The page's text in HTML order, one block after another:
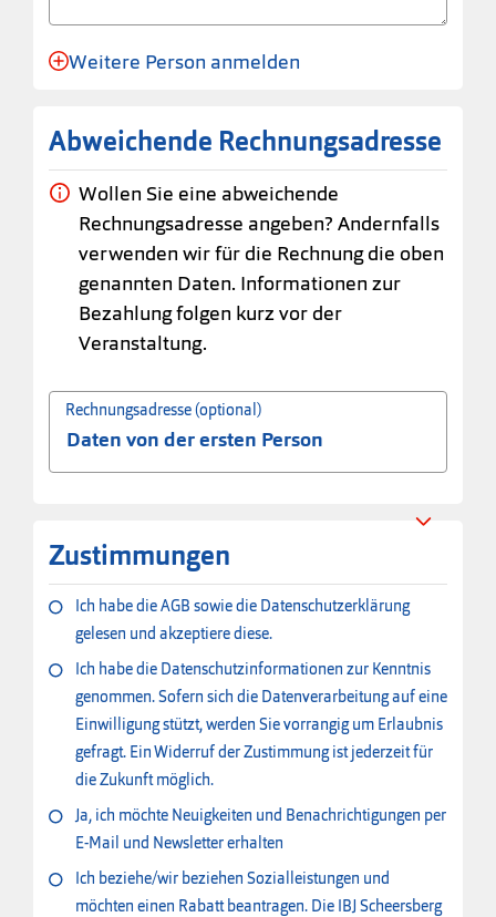
Anmeldung für eine Person angelegt.
Weitere Person anmelden
Abweichende Rechnungsadresse
Wollen Sie eine abweichende
Rechnungsadresse angeben? Andernfalls
verwenden wir für die Rechnung die oben
genannten Daten. Informationen zur
Bezahlung folgen kurz vor der
Veranstaltung.
Rechnungsadresse (optional)
Zustimmungen
Ich habe die AGB sowie die Datenschutzerklärung
gelesen und akzeptiere diese.
Ich habe die Datenschutzinformationen zur Kenntnis
genommen. Sofern sich die Datenverarbeitung auf eine
Einwilligung stützt, werden Sie vorrangig um Erlaubnis
gefragt. Ein Widerruf der Zustimmung ist jederzeit für
die Zukunft möglich.
Ja, ich möchte Neuigkeiten und Benachrichtigungen per
E-Mail und Newsletter erhalten
Ich beziehe/wir beziehen Sozialleistungen und
möchten einen Rabatt beantragen. Die IBJ Scheersberg